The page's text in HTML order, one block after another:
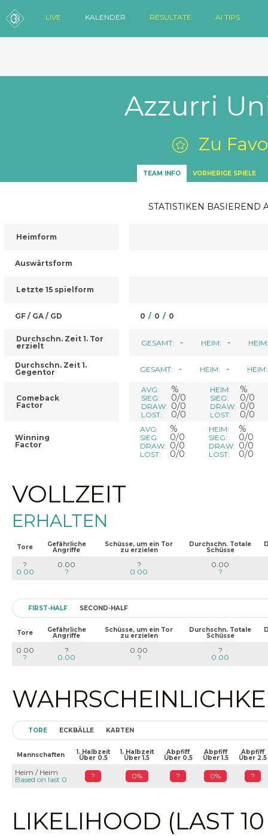
LIVE KALENDER RESULTATE AI TIPS
Azzurri
Zu
TEAM INFO VORHERIGE SPIELE
STATISTIKEN BASIEREND
Heimform
Auswärtsform
Letzte 15 spielform
GF / GA / GD
Durchschn. Zeit 1. Tor
erzielt
Durchschn. Zeit 1.
Gegentor
Comeback
Factor
Winning
Factor
0 / 0 / 0
GESAMT: - HEIM: - HEIM:
GESAMT: - HEIM: - HEIM:
AVG: %
SIEG: 0/0
DRAW: 0/0
LOST: 0/0
HEIM: %
SIEG: 0/0
DRAW: 0/0
LOST: 0/0
AVG: %
SIEG: 0/0
DRAW: 0/0
LOST: 0/0
HEIM: %
SIEG: 0/0
DRAW: 0/0
LOST: 0/0
VOLLZEIT
ERHALTEN
Tore Gefährliche
Angriffe
Schüsse, um ein Tor
zu erzielen
Durchschn. Totale
Schüsse
?
0.00
0.00
?
?
0.00
0.00
?
FIRST-HALF SECOND-HALF
Tore Gefährliche
Angriffe
Schüsse, um ein Tor
zu erzielen
Durchschn. Totale
Schüsse
0.00
?
?
0.00
0.00
?
?
0.00
TORE ECKBÄLLE KARTEN
Mannschaften 1. Halbzeit
Über 0.5
1. Halbzeit
Über 1.5
Abpfiff
Über 0.5
Abpfiff
Über 1.5
Abpfiff
Über 2.5
Heim / Heim
Based on last 0
? 0% ? 0% ?
LIKELIHOOD (LAST